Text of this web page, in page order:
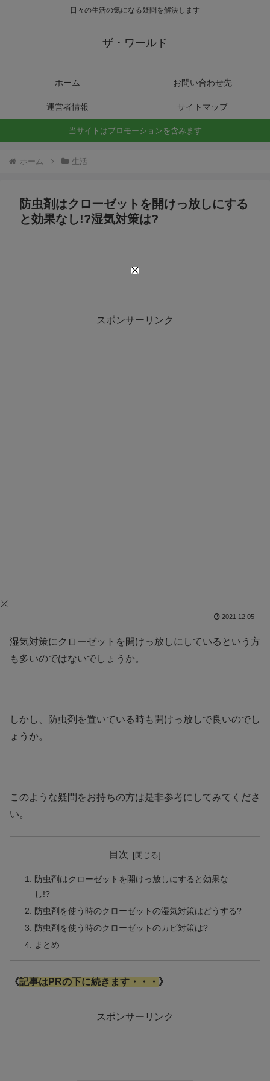
日々の生活の気になる疑問を解決します
ザ・ワールド
ホーム お問い合わせ先
運営者情報 サイトマップ
当サイトはプロモーションを含みます
ホーム 生活
防虫剤はクローゼットを開けっ放しにする
と効果なし!?湿気対策は?
スポンサーリンク
2021.12.05
湿気対策にクローゼットを開けっ放しにしているという方
も多いのではないでしょうか。
しかし、防虫剤を置いている時も開けっ放しで良いのでし
ょうか。
このような疑問をお持ちの方は是非参考にしてみてくださ
い。
目次
防虫剤はクローゼットを開けっ放しにすると効果な
し!?
防虫剤を使う時のクローゼットの湿気対策はどうする?
防虫剤を使う時のクローゼットのカビ対策は?
まとめ
《記事はPRの下に続きます・・・ 》
スポンサーリンク